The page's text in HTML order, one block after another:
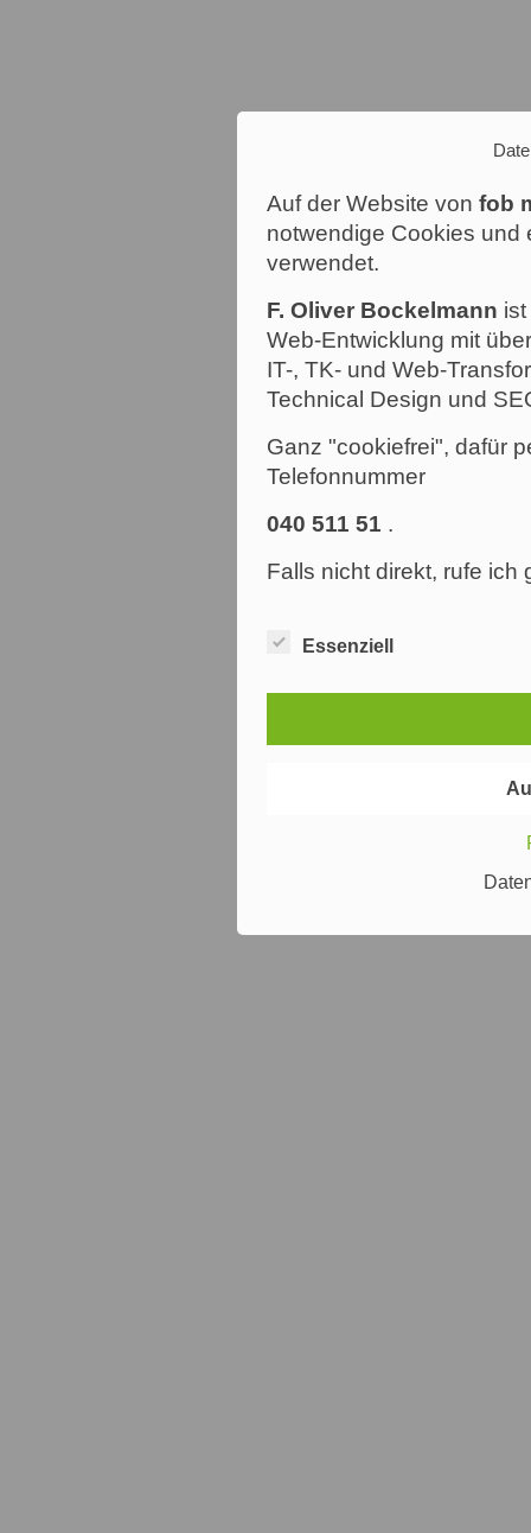
Auf der Website von fob
notwendige Cookies und
verwendet.
F. Oliver Bockelmann
Web-Entwicklung mit
IT-, TK- und Web-
Technical Design und
Ganz "cookiefrei", dafür
Telefonnummer
040 511 51 .
Falls nicht direkt, rufe ich
Essenziell